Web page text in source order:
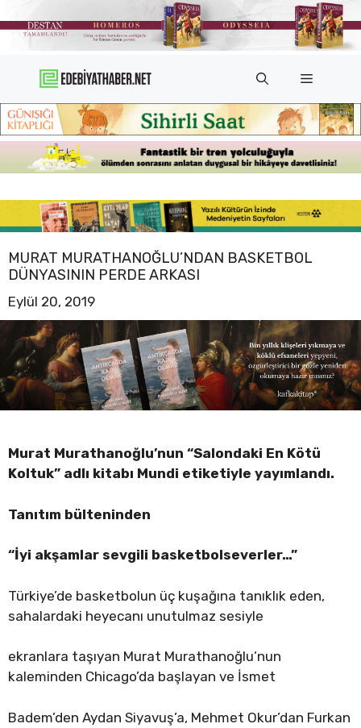
atla
Menü
MURAT MURATHANOĞLU’NDAN BASKETBOL
DÜNYASININ PERDE ARKASI
Eylül 20, 2019
Murat Murathanoğlu’nun “Salondaki En Kötü
Koltuk” adlı kitabı Mundi etiketiyle yayımlandı.
Tanıtım bülteninden
“İyi akşamlar sevgili basketbolseverler…”
Türkiye’de basketbolun üç kuşağına tanıklık eden,
sahalardaki heyecanı unutulmaz sesiyle
ekranlara taşıyan Murat Murathanoğlu’nun
kaleminden Chicago’da başlayan ve İsmet
Badem’den Aydan Siyavuş’a, Mehmet Okur’dan Furkan